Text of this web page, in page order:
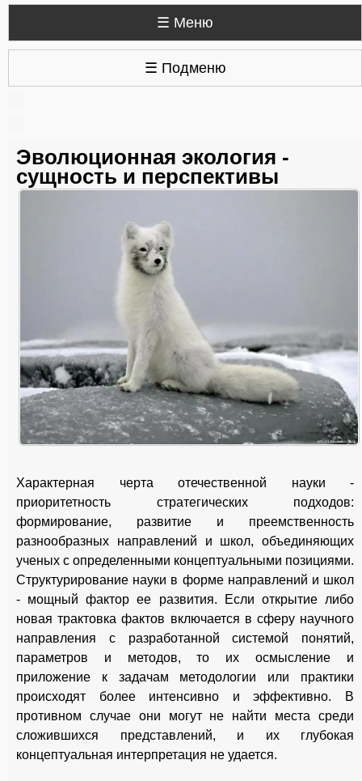
☰ Меню
☰ Подменю
Эволюционная экология -
сущность и перспективы
Характерная черта отечественной науки -
приоритетность стратегических подходов:
формирование, развитие и преемственность
разнообразных направлений и школ, объединяющих
ученых с определенными концептуальными позициями.
Структурирование науки в форме направлений и школ
- мощный фактор ее развития. Если открытие либо
новая трактовка фактов включается в сферу научного
направления с разработанной системой понятий,
параметров и методов, то их осмысление и
приложение к задачам методологии или практики
происходят более интенсивно и эффективно. В
противном случае они могут не найти места среди
сложившихся представлений, и их глубокая
концептуальная интерпретация не удается.